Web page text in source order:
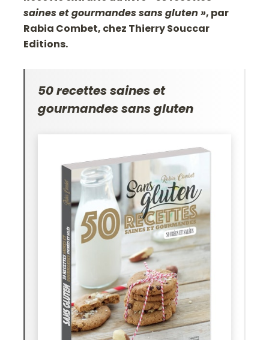
saines et gourmandes sans gluten », par
Rabia Combet, chez Thierry Souccar
Editions.
50 recettes saines et
gourmandes sans gluten